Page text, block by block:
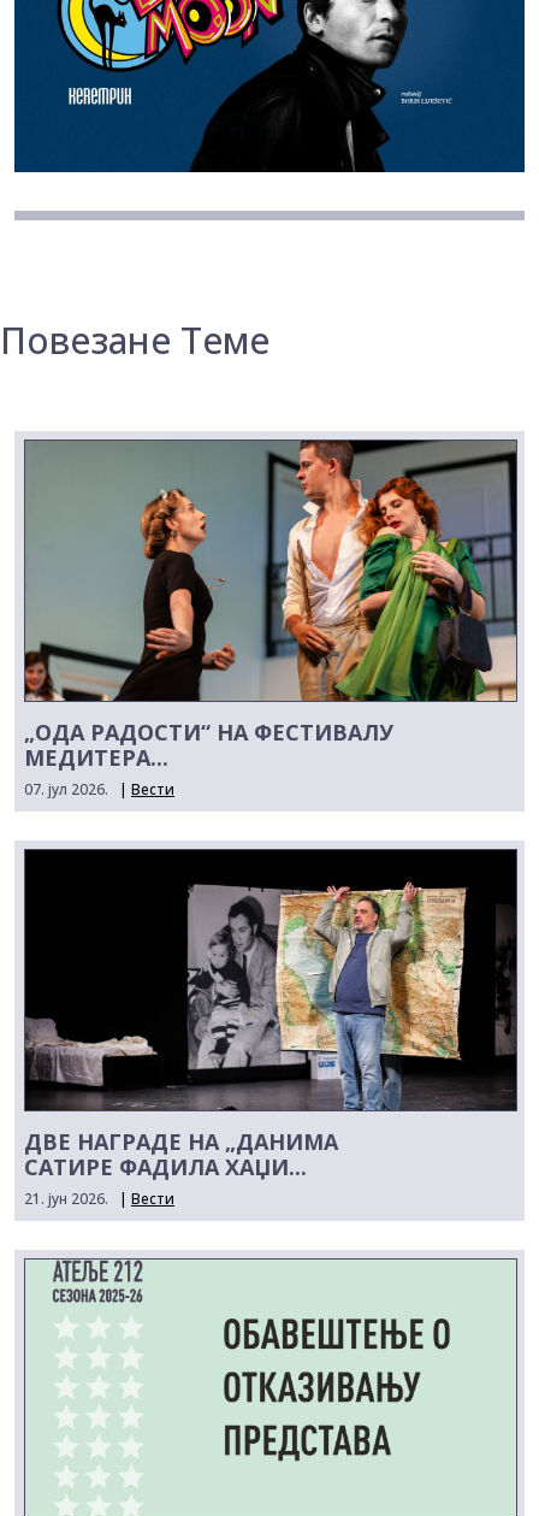
Повезане Теме
„ОДА РАДОСТИ“ НА ФЕСТИВАЛУ
МЕДИТЕРА...
07. јул 2026. | Вести
ДВЕ НАГРАДЕ НА „ДАНИМА
САТИРЕ ФАДИЛА ХАЏИ...
21. јун 2026. | Вести